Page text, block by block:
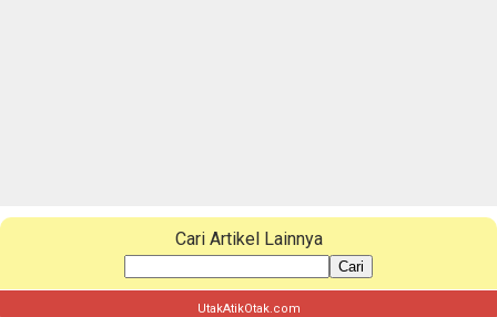
Cari Artikel Lainnya
Cari
UtakAtikOtak.com